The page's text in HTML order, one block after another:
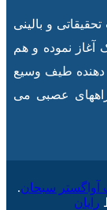
از سال 1378 فعالیت تحقیقاتی و بالینی
آغاز نموده و هم
دهنده طیف وسیع
عصبی می
سبحان.
رایان